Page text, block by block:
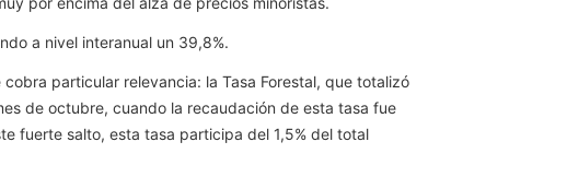
a nivel interanual un 39,8%.
particular relevancia: la Tasa Forestal, que totalizó
de octubre, cuando la recaudación de esta tasa fue
fuerte salto, esta tasa participa del 1,5% del total